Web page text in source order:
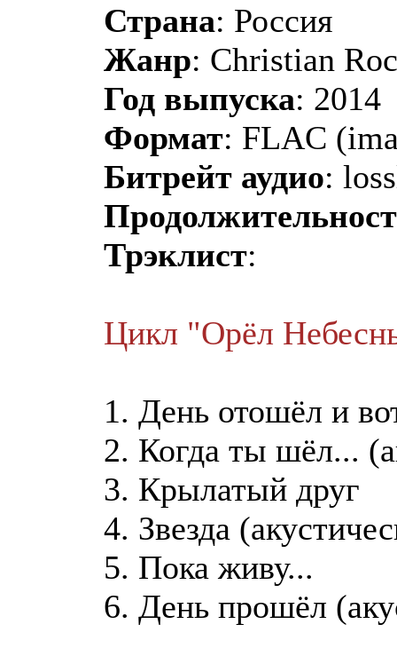
Страна: Россия
Жанр: Christian
Год выпуска: 2014
Формат: FLAC
Битрейт аудио:
Трэклист:
Цикл "Орёл
1. День отошёл и
2. Когда ты шёл...
3. Крылатый друг
4. Звезда
5. Пока живу...
6. День прошёл